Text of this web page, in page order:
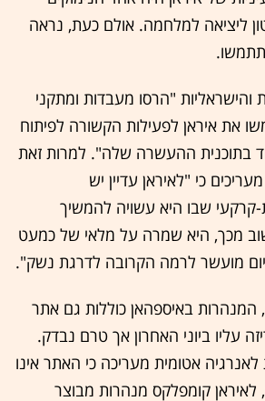
ליציאה למלחמה. אולם כעת, נראה
והישראליות "הרסו מעבדות ומתקני
את איראן לפעילות הקשורה לפיתוח
בתוכנית ההעשרה שלה". למרות זאת
כי "לאיראן עדיין יש
קרקעי שבו היא עשויה להמשיך
מכך, היא שמרה על מלאי של כמעט
המנהרות באיספהאן כוללות גם אתר
עליו ביוני האחרון אך טרם נבדק.
לאנרגיה אטומית מעריכה כי האתר אינו
קומפלקס מנהרות מבוצר